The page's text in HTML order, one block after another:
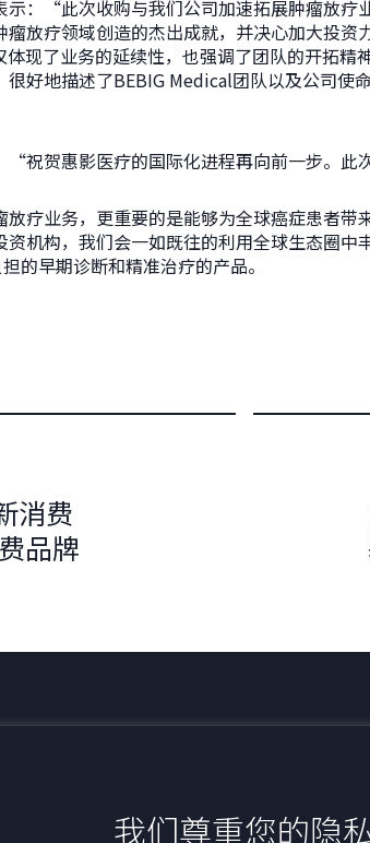
示：“此次收购与我们公司加速拓展肿瘤放疗
放疗领域创造的杰出成就，并决心加大投
现了业务的延续性，也强调了团队的开拓精
很好地描述了BEBIG Medical团队以及公司
“祝贺惠影医疗的国际化进程再向前一步。此
疗业务，更重要的是能够为全球癌症患者
机构，我们会一如既往的利用全球生态圈
的早期诊断和精准治疗的产品。
消费
品牌
我们尊重您的隐